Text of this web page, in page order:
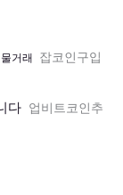
거래 잡코인구입
다 업비트코인추